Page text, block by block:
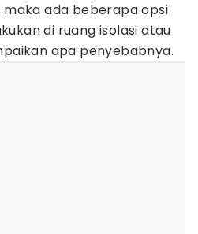
maka ada beberapa opsi
di ruang isolasi atau
apa penyebabnya.